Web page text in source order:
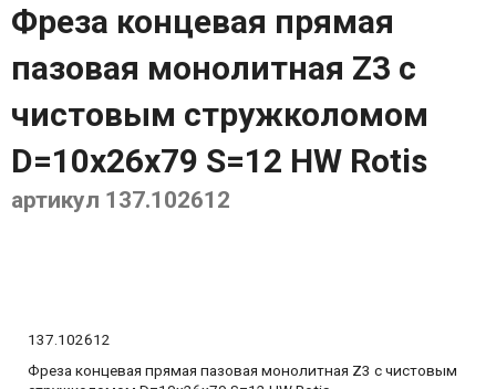
Фреза концевая прямая
пазовая монолитная Z3 с
чистовым стружколомом
D=10x26x79 S=12 HW Rotis
артикул 137.102612
137.102612
Фреза концевая прямая пазовая монолитная Z3 с чистовым